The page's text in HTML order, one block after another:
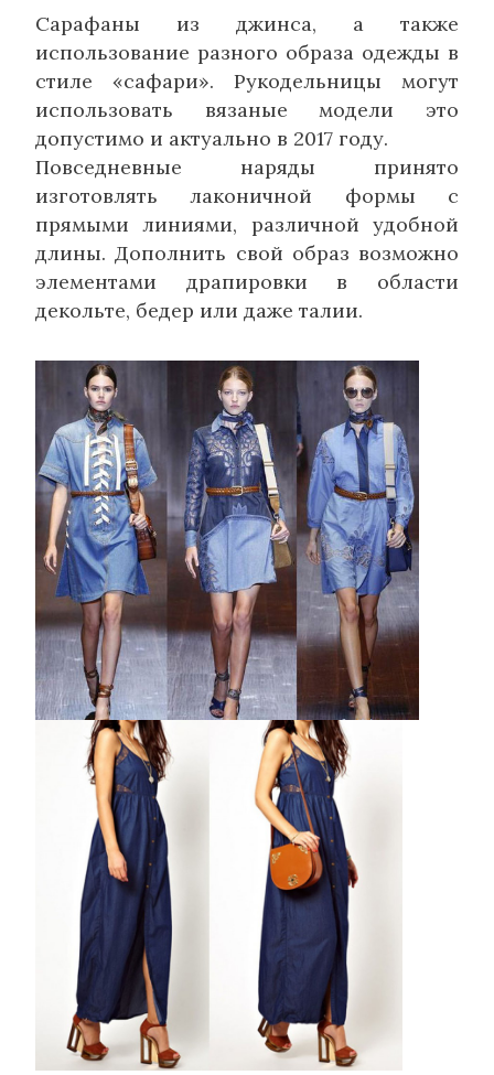
Сарафаны из джинса, а также
использование разного образа одежды в
стиле «сафари». Рукодельницы могут
использовать вязаные модели это
допустимо и актуально в 2017 году.
Повседневные наряды принято
изготовлять лаконичной формы с
прямыми линиями, различной удобной
длины. Дополнить свой образ возможно
элементами драпировки в области
декольте, бедер или даже талии.